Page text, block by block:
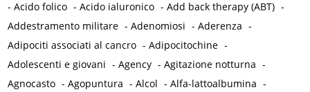
-Acido folico -Acido ialuronico -Add back therapy (ABT) -
Addestramento militare -Adenomiosi -Aderenza -
Adipociti associati al cancro -Adipocitochine -
Adolescenti e giovani -Agency -Agitazione notturna -
Agnocasto -Agopuntura -Alcol -Alfa-lattoalbumina -